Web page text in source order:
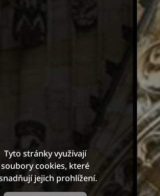
Tyto stránky využívají
soubory cookies, které
jejich prohlížení.